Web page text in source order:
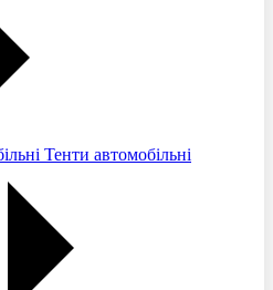
Тенти автомобільні